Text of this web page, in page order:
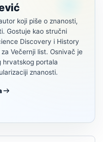
koji piše o znanosti,
Gostuje kao stručni
Discovery i History
Večernji list. Osnivač je
hrvatskog portala
znanosti.